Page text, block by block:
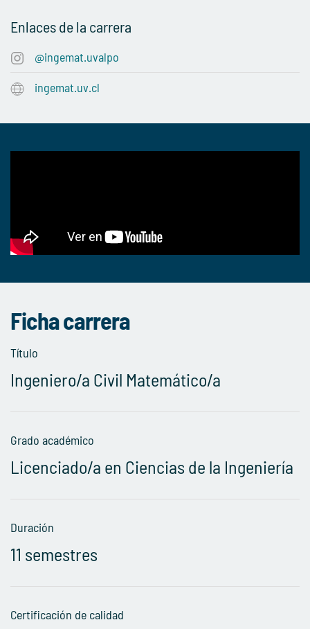
Enlaces de la carrera
@ingemat.uvalpo
ingemat.uv.cl
Ficha carrera
Título
Ingeniero/a Civil Matemático/a
Grado académico
Licenciado/a en Ciencias de la Ingeniería
Duración
11 semestres
Certificación de calidad